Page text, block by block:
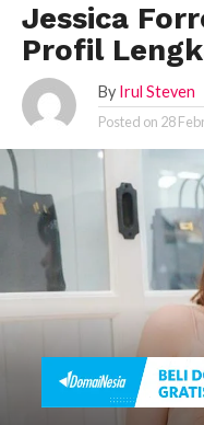
Jessica
Profil
By Irul Steven
Posted on 28